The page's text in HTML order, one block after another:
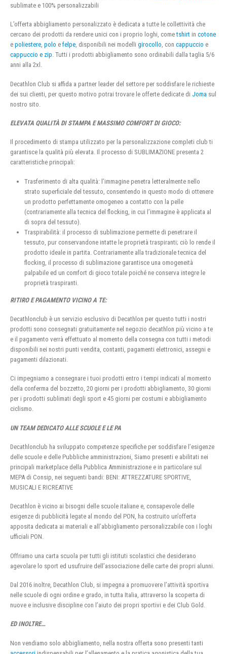
sublimate e 100% personalizzabili
L’offerta abbigliamento personalizzato è dedicata a tutte le collettività che
cercano dei prodotti da rendere unici con i proprio loghi, cometshirt in cotone
e poliestere, polo e felpe, disponibili nei modelli girocollo, con cappuccio e
cappuccio e zip. Tutti i prodotti abbigliamento sono ordinabili dalla taglia 5/6
anni alla 2xl.
Decathlon Club si affida a partner leader del settore per soddisfare le richieste
dei sui clienti, per questo motivo potrai trovare le offerte dedicate di Joma sul
nostro sito.
ELEVATA QUALITÀ DI STAMPA E MASSIMO COMFORT DI GIOCO:
Il procedimento di stampa utilizzato per la personalizzazione completi club ti
garantisce la qualità più elevata. Il processo di SUBLIMAZIONE presenta 2
caratteristiche principali:
Trasferimento di alta qualità: l’immagine penetra letteralmente nello
strato superficiale del tessuto, consentendo in questo modo di ottenere
un prodotto perfettamente omogeneo a contatto con la pelle
(contrariamente alla tecnica del flocking, in cui l’immagine è applicata al
di sopra del tessuto).
Traspirabilità: il processo di sublimazione permette di penetrare il
tessuto, pur conservandone intatte le proprietà traspiranti; ciò lo rende il
prodotto ideale in partita. Contrariamente alla tradizionale tecnica del
flocking, il processo di sublimazione garantisce una omogeneità
palpabile ed un comfort di gioco totale poiché ne conserva integre le
proprietà traspiranti.
RITIRO E PAGAMENTO VICINO A TE:
Decathlonclub è un servizio esclusivo di Decathlon per questo tutti i nostri
prodotti sono consegnati gratuitamente nel negozio decathlon più vicino a te
e il pagamento verrà effettuato al momento della consegna con tutti i metodi
disponibili nei nostri punti vendita, contanti, pagamenti elettronici, assegni e
pagamenti dilazionati.
Ci impegniamo a consegnare i tuoi prodotti entro i tempi indicati al momento
della conferma del bozzetto, 20 giorni per i prodotti abbigliamento, 30 giorni
per i prodotti sublimati degli sport e 45 giorni per costumi e abbigliamento
ciclismo.
UN TEAM DEDICATO ALLE SCUOLE E LE PA
Decathlonclub ha sviluppato competenze specifiche per soddisfare l’esigenze
delle scuole e delle Pubbliche amministrazioni, Siamo presenti e abilitati nei
principali marketplace della Pubblica Amministrazione e in particolare sul
MEPA di Consip, nei seguenti bandi: BENI: ATTREZZATURE SPORTIVE,
MUSICALI E RICREATIVE
Decathlon è vicino ai bisogni delle scuole italiane e, consapevole delle
esigenze di pubblicità legate al mondo del PON, ha costruito un’offerta
apposita dedicata ai materiali e all’abbigliamento personalizzabile con i loghi
ufficiali PON.
Offriamo una carta scuola per tutti gli istituti scolastici che desiderano
agevolare lo sport ed usufruire dell’associazione delle carte dei propri alunni.
Dal 2016 inoltre, Decathlon Club, si impegna a promuovere l’attività sportiva
nelle scuole di ogni ordine e grado, in tutta Italia, attraverso la scoperta di
nuove e inclusive discipline con l’aiuto dei propri sportivi e dei Club Gold.
ED INOLTRE…
Non vendiamo solo abbigliamento, nella nostra offerta sono presenti tanti